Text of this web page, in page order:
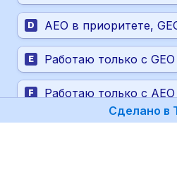
D AEO в приоритете,
E Работаю только с GEO
F Работаю только с AEO
Другое
Сделано в